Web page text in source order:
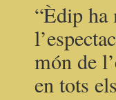
“Èdip
món de
en tots